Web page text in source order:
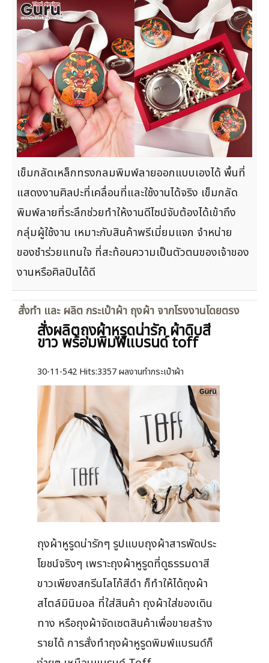
เข็มกลัดเหล็กทรงกลมพิมพ์ลายออกแบบเองได้ พื้นที่
แสดงงานศิลปะที่เคลื่อนที่และใช้งานได้จริง เข็มกลัด
พิมพ์ลายที่ระลึกช่วยทำให้งานดีไซน์จับต้องได้เข้าถึง
กลุ่มผู้ใช้งาน เหมาะกับสินค้าพรีเมี่ยมแจก จำหน่าย
ของชำร่วยแทนใจ ที่สะท้อนความเป็นตัวตนของเจ้าของ
งานหรือศิลปินได้ดี
สั่งทำ และ ผลิต กระเป๋าผ้า ถุงผ้า จากโรงงานโดยตรง
สั่งผลิตถุงผ้าหูรูดน่ารัก ผ้าดิบสี
ขาว พร้อมพิมพ์แบรนด์ toff
30-11-542 Hits:3357 ผลงานทำกระเป๋าผ้า
ถุงผ้าหูรูดน่ารักๆ รูปแบบถุงผ้าสารพัดประ
โยชน์จริงๆ เพราะถุงผ้าหูรูดที่ดูธรรมดาสี
ขาวเพียงสกรีนโลโก้สีดำ ก็ทำให้ได้ถุงผ้า
สไตล์มินิมอล ที่ใส่สินค้า ถุงผ้าใส่ของเดิน
ทาง หรือถุงผ้าจัดเซตสินค้าเพื่อขายสร้าง
รายได้ การสั่งทำถุงผ้าหูรูดพิมพ์แบรนด์ก็